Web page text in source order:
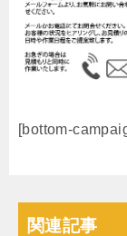
[bottom-
関連記事